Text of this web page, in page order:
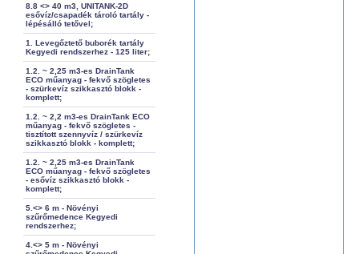
8.8 <> 40 m3, UNITANK-2D
esővíz/csapadék tároló tartály -
lépésálló tetővel;
1. Levegőztető buborék tartály
Kegyedi rendszerhez - 125 liter;
1.2. ~ 2,25 m3-es DrainTank
ECO műanyag - fekvő szögletes
- szürkevíz szikkasztó blokk -
komplett;
1.2. ~ 2,2 m3-es DrainTank ECO
műanyag - fekvő szögletes -
tisztított szennyvíz / szürkevíz
szikkasztó blokk - komplett;
1.2. ~ 2,25 m3-es DrainTank
ECO műanyag - fekvő szögletes
- esővíz szikkasztó blokk -
komplett;
5.<> 6 m - Növényi
szűrőmedence Kegyedi
rendszerhez;
4.<> 5 m - Növényi